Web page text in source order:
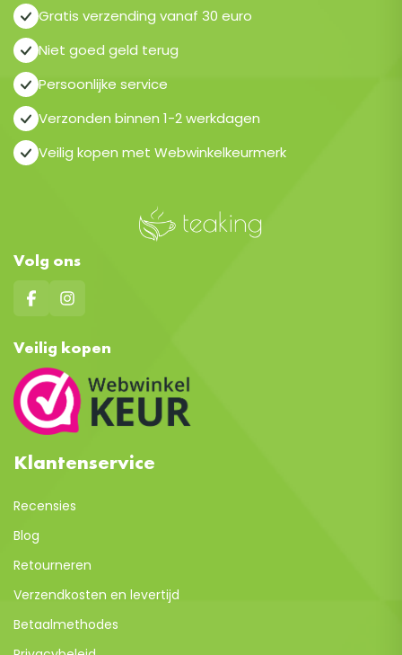
Gratis verzending vanaf 30 euro
Niet goed geld terug
Persoonlijke service
Verzonden binnen 1-2 werkdagen
Veilig kopen met Webwinkelkeurmerk
Volg ons
Veilig kopen
Klantenservice
Recensies
Blog
Retourneren
Verzendkosten en levertijd
Betaalmethodes